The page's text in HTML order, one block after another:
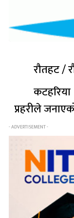
रौतहट /
प्रहरीले
- ADVERTISEMENT -